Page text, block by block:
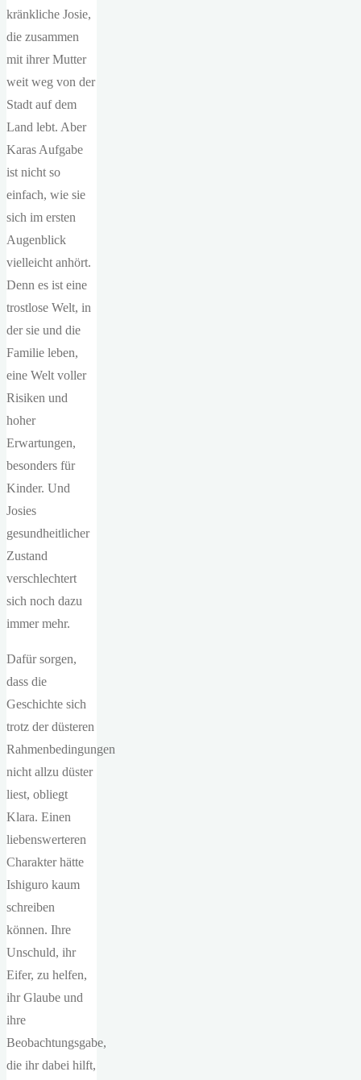
kränkliche Josie,
die zusammen
mit ihrer Mutter
weit weg von der
Stadt auf dem
Land lebt. Aber
Karas Aufgabe
ist nicht so
einfach, wie sie
sich im ersten
Augenblick
vielleicht anhört.
Denn es ist eine
trostlose Welt, in
der sie und die
Familie leben,
eine Welt voller
Risiken und
hoher
Erwartungen,
besonders für
Kinder. Und
Josies
gesundheitlicher
Zustand
verschlechtert
sich noch dazu
immer mehr.
Dafür sorgen,
dass die
Geschichte sich
trotz der düsteren
Rahmenbedingungen
nicht allzu düster
liest, obliegt
Klara. Einen
liebenswerteren
Charakter hätte
Ishiguro kaum
schreiben
können. Ihre
Unschuld, ihr
Eifer, zu helfen,
ihr Glaube und
ihre
Beobachtungsgabe,
die ihr dabei hilft,